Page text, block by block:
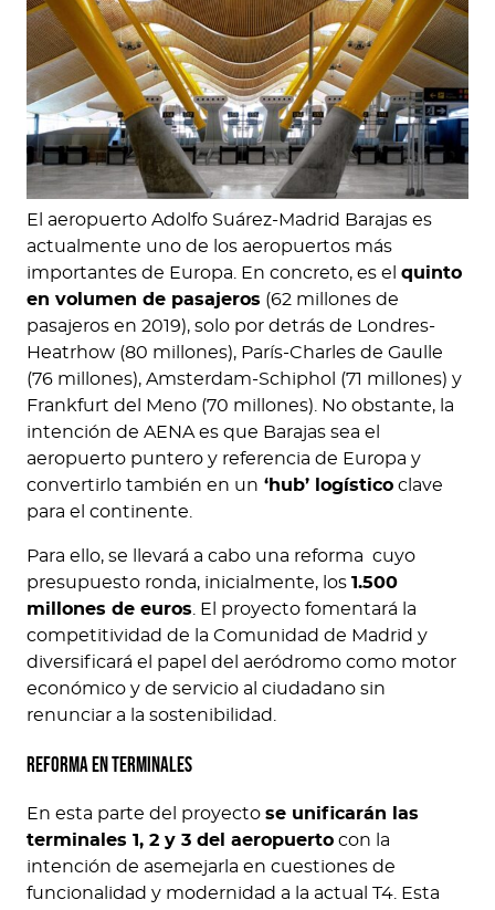
El aeropuerto Adolfo Suárez-Madrid Barajas es
actualmente uno de los aeropuertos más
importantes de Europa. En concreto, es el quinto
en volumen de pasajeros (62 millones de
pasajeros en 2019), solo por detrás de Londres-
Heatrhow (80 millones), París-Charles de Gaulle
(76 millones), Amsterdam-Schiphol (71 millones) y
Frankfurt del Meno (70 millones). No obstante, la
intención de AENA es que Barajas sea el
aeropuerto puntero y referencia de Europa y
convertirlo también en un ‘hub’ logístico clave
para el continente.
Para ello, se llevará a cabo una reforma cuyo
presupuesto ronda, inicialmente, los 1.500
millones de euros . El proyecto fomentará la
competitividad de la Comunidad de Madrid y
diversificará el papel del aeródromo como motor
económico y de servicio al ciudadano sin
renunciar a la sostenibilidad.
Reforma en terminales
En esta parte del proyecto se unificarán las
terminales 1, 2 y 3 del aeropuerto con la
intención de asemejarla en cuestiones de
funcionalidad y modernidad a la actual T4. Esta